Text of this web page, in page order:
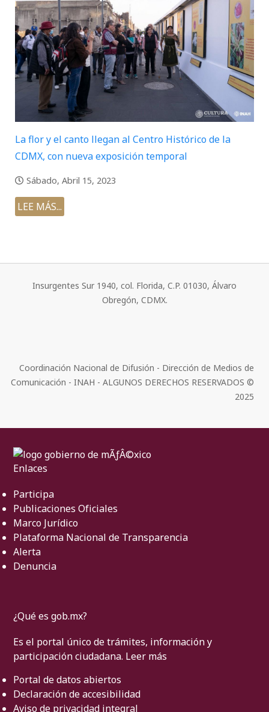
La flor y el canto llegan al Centro Histórico de la
CDMX, con nueva exposición temporal
Sábado, Abril 15, 2023
LEE MÁS...
Insurgentes Sur 1940, col. Florida, C.P. 01030, Álvaro
Obregón, CDMX.
Coordinación Nacional de Difusión - Dirección de Medios de
Comunicación - INAH - ALGUNOS DERECHOS RESERVADOS ©
2025
Enlaces
Participa
Publicaciones Oficiales
Marco Jurídico
Plataforma Nacional de Transparencia
Alerta
Denuncia
¿Qué es gob.mx?
Es el portal único de trámites, información y
participación ciudadana. Leer más
Portal de datos abiertos
Declaración de accesibilidad
Aviso de privacidad integral